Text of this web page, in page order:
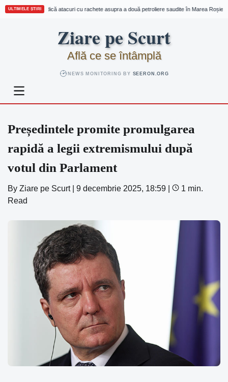
ULTIMELE ȘTIRI
Houthi revendică atacuri cu rachete asupra a două petroliere saudite în Marea Roșie și
Ziare pe Scurt
Află ce se întâmplă
NEWS MONITORING BY SEERON.ORG
Președintele promite promulgarea
rapidă a legii extremismului după
votul din Parlament
By Ziare pe Scurt 9 decembrie 2025, 18:59
1 min.
Read